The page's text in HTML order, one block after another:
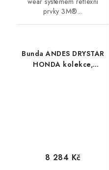
prvky 3M®...
Bunda ANDES DRYSTAR
HONDA kolekce,
8 284 Kč